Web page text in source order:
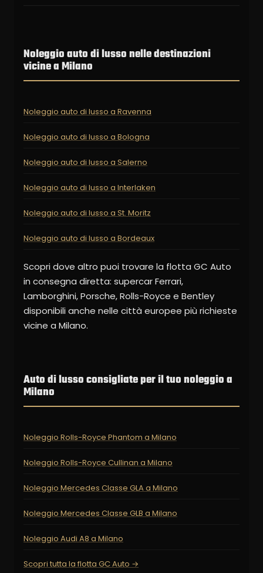
Noleggio auto di lusso nelle destinazioni
vicine a Milano
Noleggio auto di lusso a Ravenna
Noleggio auto di lusso a Bologna
Noleggio auto di lusso a Salerno
Noleggio auto di lusso a Interlaken
Noleggio auto di lusso a St. Moritz
Noleggio auto di lusso a Bordeaux
Scopri dove altro puoi trovare la flotta GC Auto
in consegna diretta: supercar Ferrari,
Lamborghini, Porsche, Rolls-Royce e Bentley
disponibili anche nelle città europee più richieste
vicine a Milano.
Auto di lusso consigliate per il tuo noleggio a
Milano
Noleggio Rolls-Royce Phantom a Milano
Noleggio Rolls-Royce Cullinan a Milano
Noleggio Mercedes Classe GLA a Milano
Noleggio Mercedes Classe GLB a Milano
Noleggio Audi A8 a Milano
Scopri tutta la flotta GC Auto →